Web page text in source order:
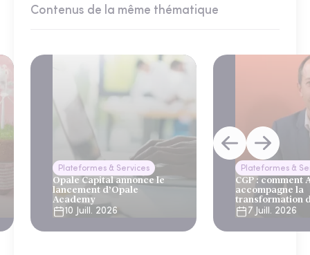
Contenus de la même thématique
Plateformes & Services
Opale Capital annonce le
lancement d’Opale
Academy
10 Juill. 2026
Plateformes &
CGP : comment
accompagne la
transformation
7 Juill. 2026